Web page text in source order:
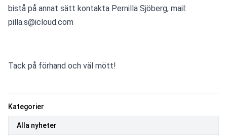
Kategorier
Alla nyheter
bistå på annat sätt kontakta Pernilla Sjöberg, mail:
pilla.s@icloud.com
Tack på förhand och väl mött!